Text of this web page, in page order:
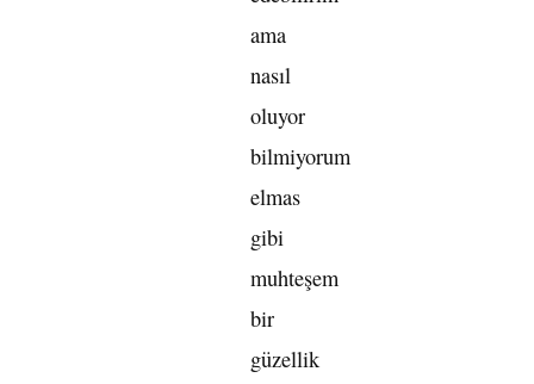
ama
nasıl
oluyor
bilmiyorum
elmas
gibi
muhteşem
bir
güzellik